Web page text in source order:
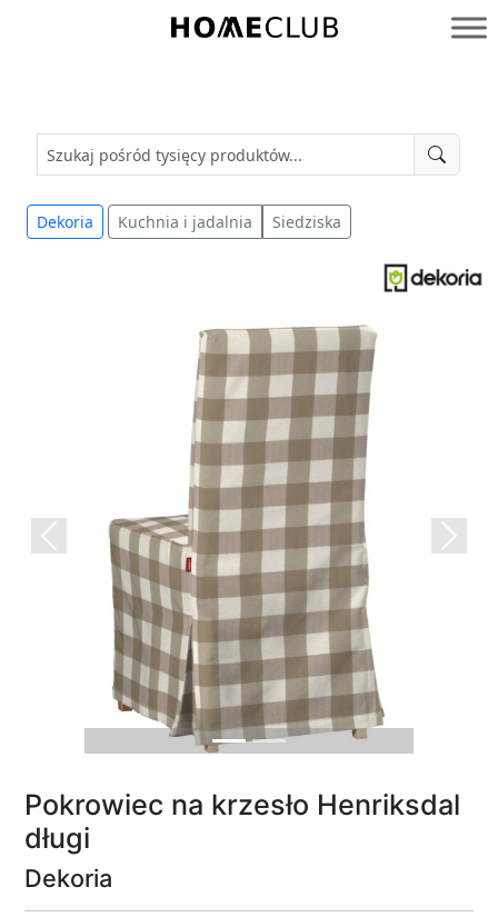
Homeclub
Dekoria Kuchnia i jadalnia Siedziska
Previous Next
Pokrowiec na krzesło Henriksdal
długi
Dekoria